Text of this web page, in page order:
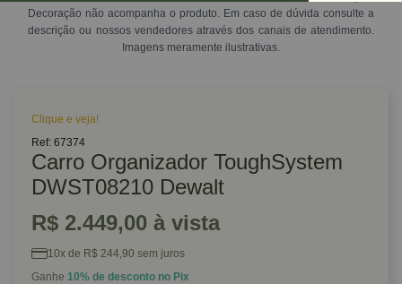
Decoração não acompanha o produto. Em caso de dúvida consulte a
descrição ou nossos vendedores através dos canais de atendimento.
Imagens meramente ilustrativas.
Clique e veja!
Ref: 67374
Carro Organizador ToughSystem
DWST08210 Dewalt
R$ 2.449,00 à vista
10x de R$ 244,90 sem juros
Ganhe 10% de desconto no Pix